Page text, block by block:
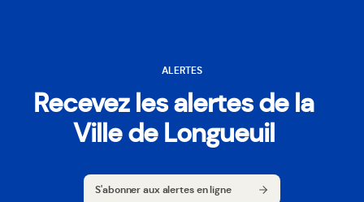
ALERTES
Recevez les alertes de la
Ville de Longueuil
S'abonner aux alertes en ligne